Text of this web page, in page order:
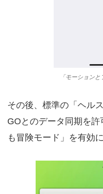
「モーション
その後、標準の「ヘル
GOとのデータ同期を
も冒険モード」を有効